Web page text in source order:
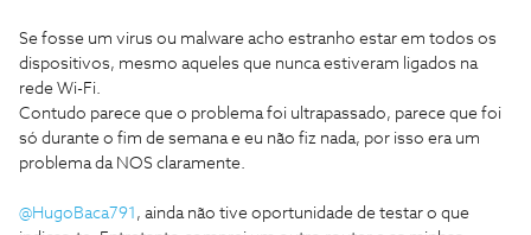
Se fosse um virus ou malware acho estranho estar em todos os
dispositivos, mesmo aqueles que nunca estiveram ligados na
rede Wi-Fi.
Contudo parece que o problema foi ultrapassado, parece que foi
só durante o fim de semana e eu não fiz nada, por isso era um
problema da NOS claramente.
@HugoBaca791 , ainda não tive oportunidade de testar o que